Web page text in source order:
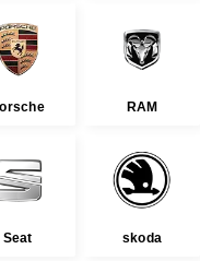
RAM
Seat skoda